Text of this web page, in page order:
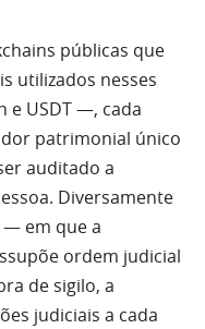
públicas que
utilizados nesses
e USDT —, cada
patrimonial único
auditado a
Diversamente
em que a
ordem judicial
de sigilo, a
judiciais a cada